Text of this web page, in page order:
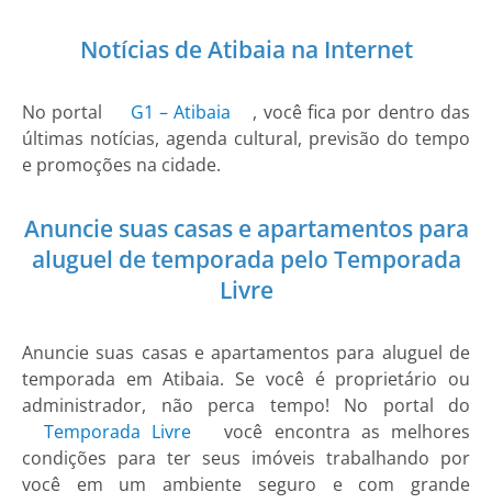
Notícias de Atibaia na Internet
No portal G1 – Atibaia
, você fica por dentro das
últimas notícias, agenda cultural, previsão do tempo
e promoções na cidade.
Anuncie suas casas e apartamentos para
aluguel de temporada pelo Temporada
Livre
Anuncie suas casas e apartamentos para aluguel de
temporada em Atibaia. Se você é proprietário ou
administrador, não perca tempo! No portal do
Temporada Livre
você encontra as melhores
condições para ter seus imóveis trabalhando por
você em um ambiente seguro e com grande